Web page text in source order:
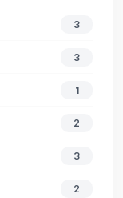
3
3
1
2
3
2